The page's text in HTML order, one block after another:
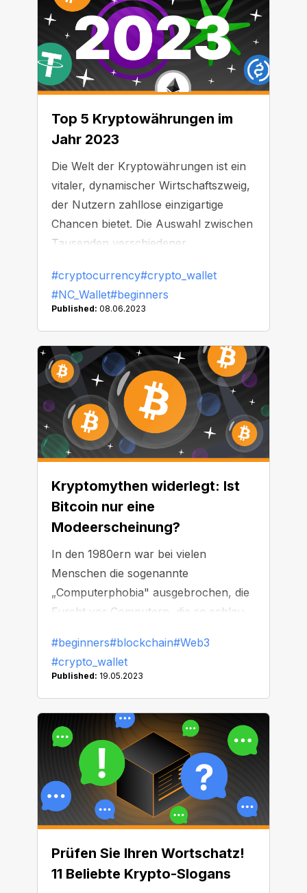
Top 5 Kryptowährungen im
Jahr 2023
Die Welt der Kryptowährungen ist ein
vitaler, dynamischer Wirtschaftszweig,
der Nutzern zahllose einzigartige
Chancen bietet. Die Auswahl zwischen
Tausenden verschiedener
Anfänger jedoch kompliziert machen.
Wir haben eine Liste der 5 an der
zusammengestellt. Es könnte sich für
dich lohnen, diese Liste zu Beginn
deiner Kryptoreise zur Hilfe zu
nehmen.
#cryptocurrency#crypto_wallet
#NC_Wallet#beginners
Published: 08.06.2023
Kryptomythen widerlegt: Ist
Bitcoin nur eine
Modeerscheinung?
In den 1980ern war bei vielen
Menschen die sogenannte
„Computerphobia" ausgebrochen, die
Furcht vor Computern, die so schlau
zuvor gesehen hatte. Einige frühe
Computernutzer waren sogar der
versklavt" werden. Und wie sieht es
heute aus? Die durchschnittliche
Person verbringt täglich sieben
Stunden vor dem Bildschirm eines
Rechners, wobei die Dauer
exponentiell weiter ansteigt …
#beginners#blockchain#Web3
#crypto_wallet
Published: 19.05.2023
Prüfen Sie Ihren Wortschatz!
11 Beliebte Krypto-Slogans